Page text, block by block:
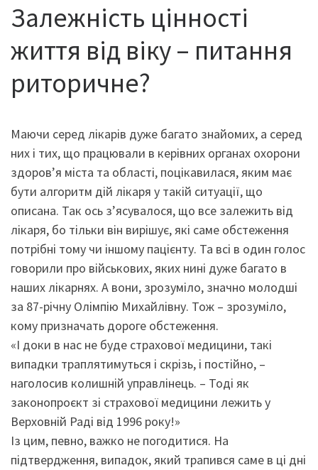
Залежність цінності
життя від віку – питання
риторичне?
Маючи серед лікарів дуже багато знайомих, а серед
них і тих, що працювали в керівних органах охорони
здоров’я міста та області, поцікавилася, яким має
бути алгоритм дій лікаря у такій ситуації, що
описана. Так ось з’ясувалося, що все залежить від
лікаря, бо тільки він вирішує, які саме обстеження
потрібні тому чи іншому пацієнту. Та всі в один голос
говорили про військових, яких нині дуже багато в
наших лікарнях. А вони, зрозуміло, значно молодші
за 87-річну Олімпію Михайлівну. Тож – зрозуміло,
кому призначать дороге обстеження.
«І доки в нас не буде страхової медицини, такі
випадки траплятимуться і скрізь, і постійно, –
наголосив колишній управлінець. – Тоді як
законопроєкт зі страхової медицини лежить у
Верховній Раді від 1996 року!»
Із цим, певно, важко не погодитися. На
підтвердження, випадок, який трапився саме в ці дні